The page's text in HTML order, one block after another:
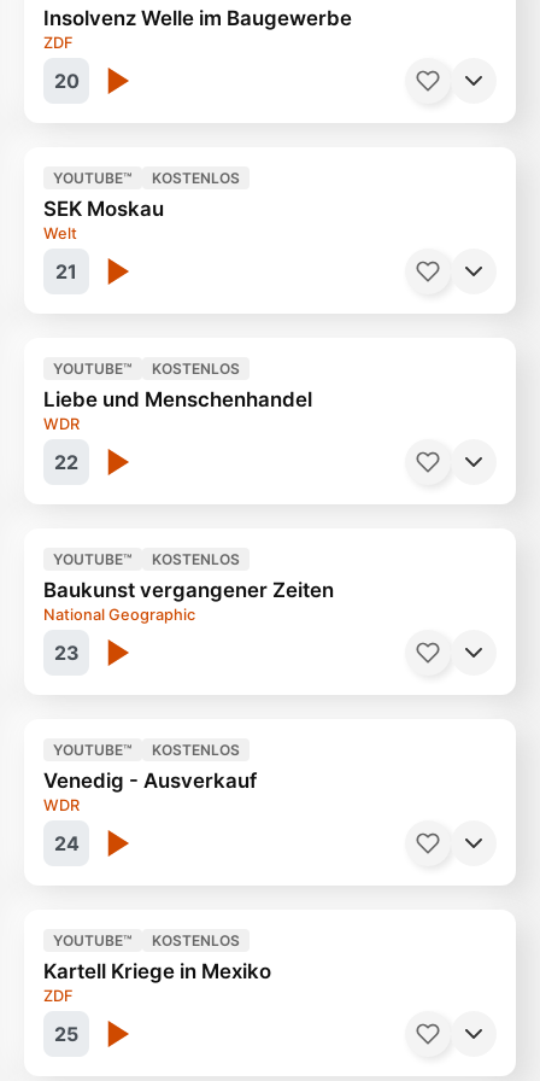
Interessante Doku 90 Minuten
20
Insolvenz Welle im Baugewerbe
ZDF
Drohender Totalverlust ?
21
YOUTUBE™ KOSTENLOS
SEK Moskau
Welt
Verbrecherjagd auf russisch
22
YOUTUBE™ KOSTENLOS
Liebe und Menschenhandel
WDR
Loverboys kennen keine Skrupel
23
YOUTUBE™ KOSTENLOS
Baukunst vergangener Zeiten
National Geographic
Spuren verlorener Städte
24
YOUTUBE™ KOSTENLOS
Venedig - Ausverkauf
WDR
30 Millionen Touristen pro Jahr
25
YOUTUBE™ KOSTENLOS
Kartell Kriege in Mexiko
ZDF